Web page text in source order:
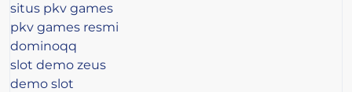
situs pkv games
pkv games resmi
dominoqq
slot demo zeus
demo slot